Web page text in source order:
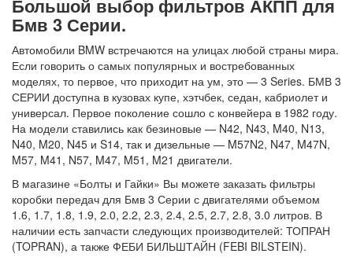
Большой выбор фильтров АКПП для
Бмв 3 Серии.
Автомобили BMW встречаются на улицах любой страны мира.
Если говорить о самых популярных и востребованных
моделях, то первое, что приходит на ум, это — 3 Series. БМВ 3
СЕРИИ доступна в кузовах купе, хэтчбек, седан, кабриолет и
универсал. Первое поколение сошло с конвейера в 1982 году.
На модели ставились как безиновые — N42, N43, M40, N13,
N40, M20, N45 и S14, так и дизельные — M57N2, N47, M47N,
M57, M41, N57, M47, M51, M21 двигатели.
В магазине «Болты и Гайки» Вы можете заказать фильтры
коробки передач для Бмв 3 Серии с двигателями объемом
1.6, 1.7, 1.8, 1.9, 2.0, 2.2, 2.3, 2.4, 2.5, 2.7, 2.8, 3.0 литров. В
наличии есть запчасти следующих производителей: ТОПРАН
(TOPRAN), а также ФЕБИ БИЛЬШТАЙН (FEBI BILSTEIN).